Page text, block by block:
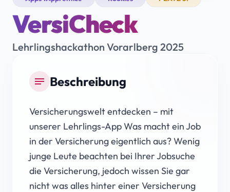
VersiCheck
Lehrlingshackathon Vorarlberg 2025
notes Beschreibung
Versicherungswelt entdecken – mit
unserer Lehrlings-App Was macht ein Job
in der Versicherung eigentlich aus? Wenig
junge Leute beachten bei Ihrer Jobsuche
die Versicherung, jedoch wissen Sie gar
nicht was alles hinter einer Versicherung